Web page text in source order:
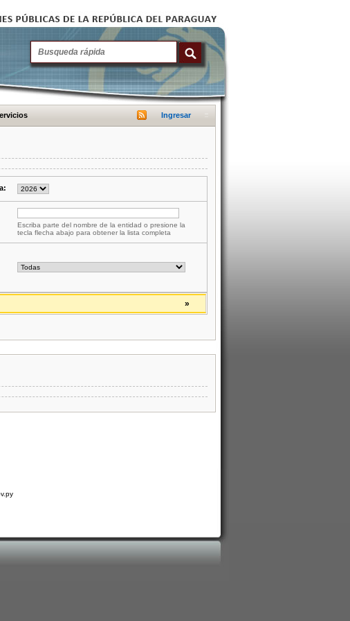
Ingresar
Escriba parte del nombre de la entidad o presione la
tecla flecha abajo para obtener la lista completa
»